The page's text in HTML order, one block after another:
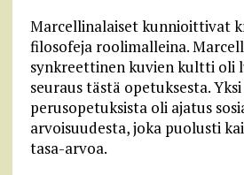
Marcellinalaiset kunnioittivat
filosofeja roolimalleina.
synkreettinen kuvien kultti oli
seuraus tästä opetuksesta.
perusopetuksista oli ajatus
arvoisuudesta, joka puolusti
tasa-arvoa.